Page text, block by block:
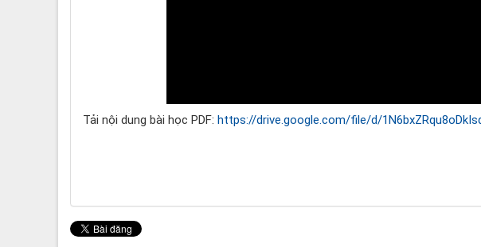
Tải nội dung bài học PDF: https://drive.google.com/file/d/